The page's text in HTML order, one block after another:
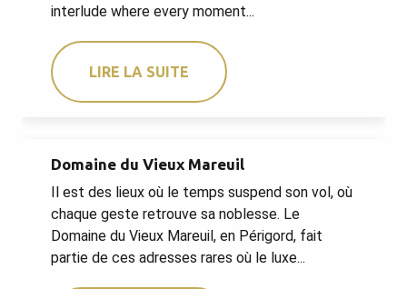
interlude where every moment...
LIRE LA SUITE
Domaine du Vieux Mareuil
Il est des lieux où le temps suspend son vol, où
chaque geste retrouve sa noblesse. Le
Domaine du Vieux Mareuil, en Périgord, fait
partie de ces adresses rares où le luxe...